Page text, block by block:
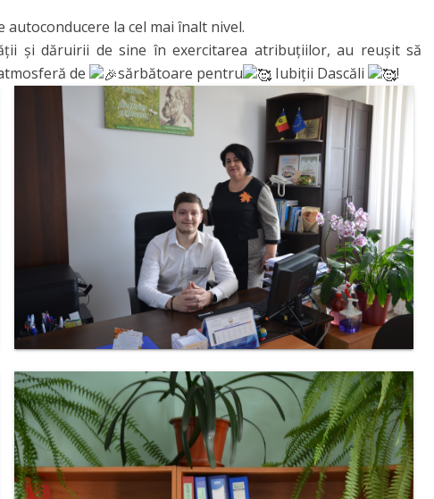
la cel mai înalt nivel.
și dăruirii de sine în exercitarea atribuțiilor, au reușit să
de sărbătoare pentru Iubiții Dascăli !